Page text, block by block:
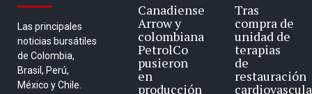
Las principales
noticias bursátiles
de Colombia,
Brasil, Perú,
México y Chile.
Canadiense
Arrow y
colombiana
PetrolCo
pusieron
en
producción
Tras
compra de
unidad de
terapias
de
restauración